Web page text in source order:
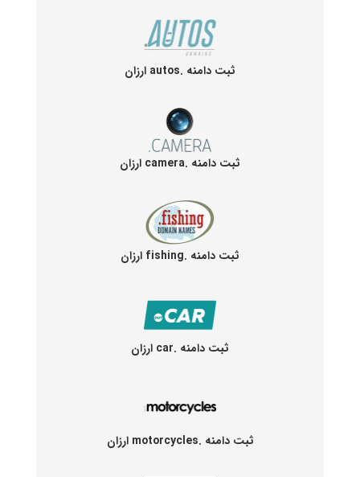
ثبت دامنه .autos ارزان
ثبت دامنه .camera ارزان
ثبت دامنه .fishing ارزان
ثبت دامنه .car ارزان
ثبت دامنه .motorcycles ارزان